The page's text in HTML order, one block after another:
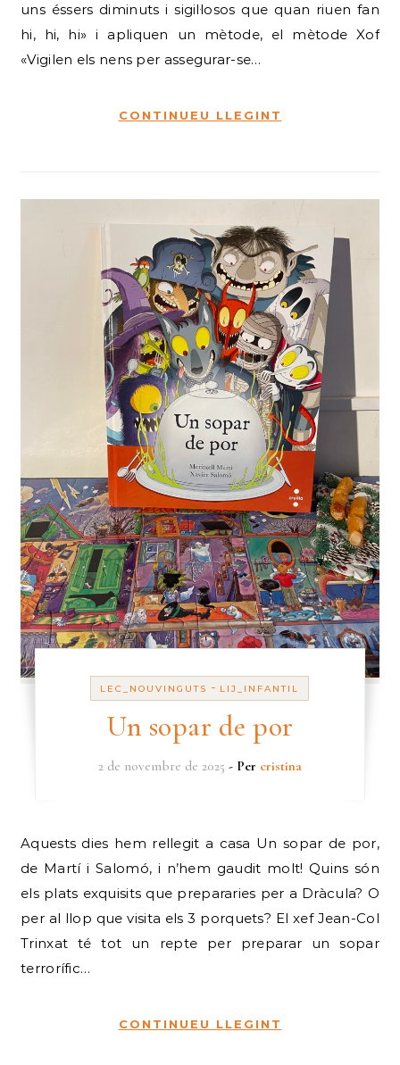
uns éssers diminuts i sigil·losos que quan riuen fan
hi, hi, hi» i apliquen un mètode, el mètode Xof
«Vigilen els nens per assegurar-se…
CONTINUEU LLEGINT
LEC_NOUVINGUTS - LIJ_INFANTIL
Un sopar de por
2 de novembre de 2025 - Per cristina
Aquests dies hem rellegit a casa Un sopar de por,
de Martí i Salomó, i n’hem gaudit molt! Quins són
els plats exquisits que prepararies per a Dràcula? O
per al llop que visita els 3 porquets? El xef Jean-Col
Trinxat té tot un repte per preparar un sopar
terrorífic…
CONTINUEU LLEGINT